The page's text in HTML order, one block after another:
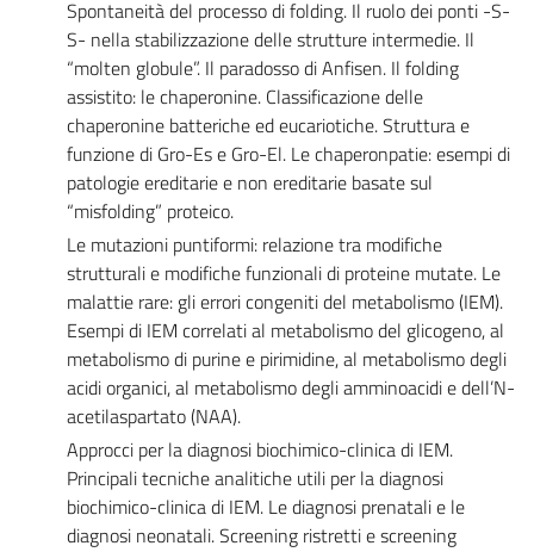
Spontaneità del processo di folding. Il ruolo dei ponti -S-
S- nella stabilizzazione delle strutture intermedie. Il
“molten globule”. Il paradosso di Anfisen. Il folding
assistito: le chaperonine. Classificazione delle
chaperonine batteriche ed eucariotiche. Struttura e
funzione di Gro-Es e Gro-El. Le chaperonpatie: esempi di
patologie ereditarie e non ereditarie basate sul
“misfolding” proteico.
Le mutazioni puntiformi: relazione tra modifiche
strutturali e modifiche funzionali di proteine mutate. Le
malattie rare: gli errori congeniti del metabolismo (IEM).
Esempi di IEM correlati al metabolismo del glicogeno, al
metabolismo di purine e pirimidine, al metabolismo degli
acidi organici, al metabolismo degli amminoacidi e dell’N-
acetilaspartato (NAA).
Approcci per la diagnosi biochimico-clinica di IEM.
Principali tecniche analitiche utili per la diagnosi
biochimico-clinica di IEM. Le diagnosi prenatali e le
diagnosi neonatali. Screening ristretti e screening